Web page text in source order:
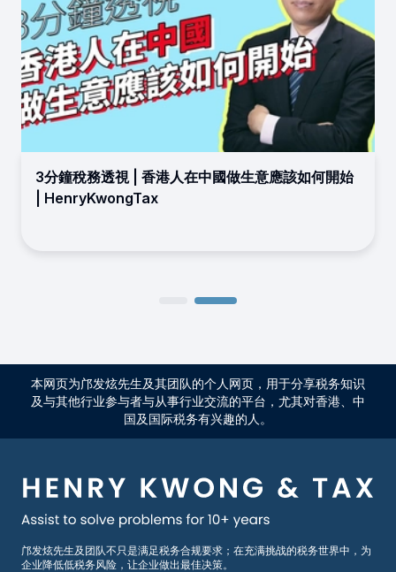
3分鐘稅務透視 | 香港人在中國做生意應該如何開始
| HenryKwongTax
本网页为邝发炫先生及其团队的个人网页，用于分享税务知识
及与其他行业参与者与从事行业交流的平台，尤其对香港、中
国及国际税务有兴趣的人。
邝发炫先生及团队不只是满足税务合规要求；在充满挑战的税务世界中，为
企业降低低税务风险，让企业做出最佳决策。